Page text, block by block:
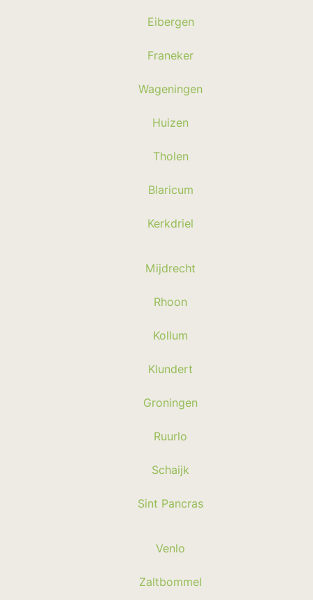
Eibergen
Franeker
Wageningen
Huizen
Tholen
Blaricum
Kerkdriel
Mijdrecht
Rhoon
Kollum
Klundert
Groningen
Ruurlo
Schaijk
Sint Pancras
Venlo
Zaltbommel